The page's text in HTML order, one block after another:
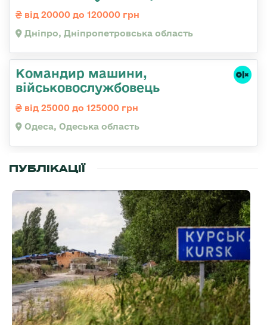
від 20000 до 120000 грн
Дніпро, Дніпропетровська область
Командир машини,
військовослужбовець
від 25000 до 125000 грн
Одеса, Одеська область
ПУБЛІКАЦІЇ